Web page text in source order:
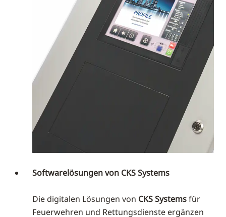
Softwarelösungen von CKS Systems
Die digitalen Lösungen von CKS Systemsfür
Feuerwehren und Rettungsdienste ergänzen